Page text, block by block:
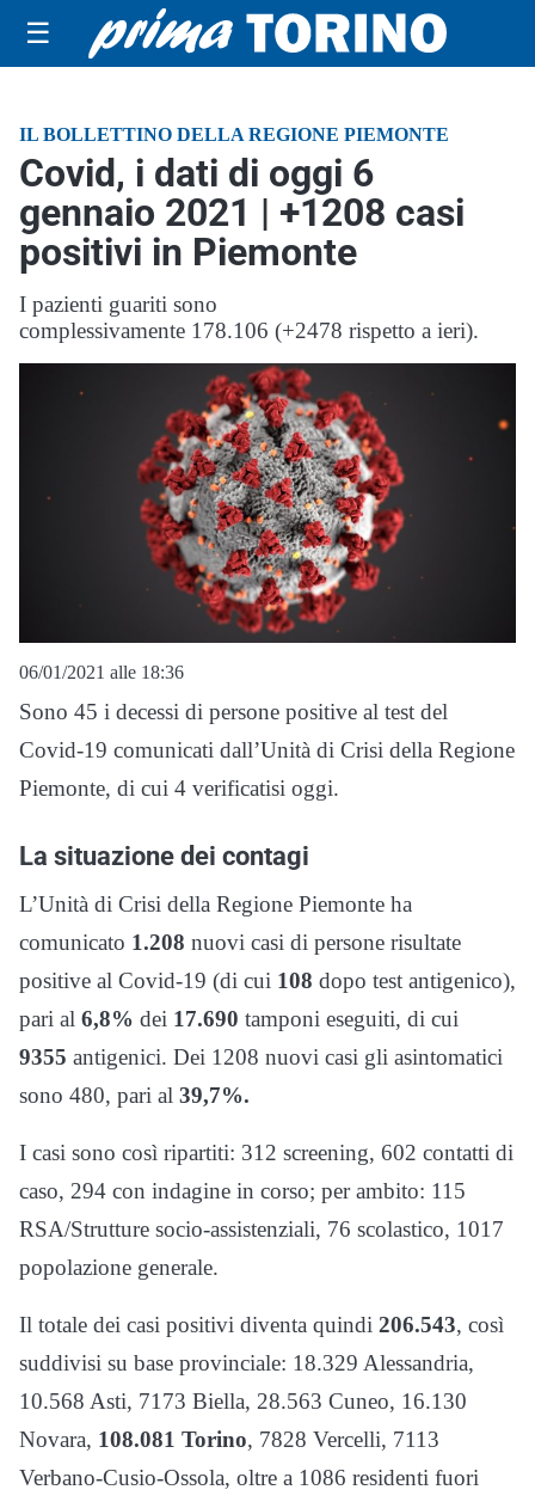
☰
IL BOLLETTINO DELLA REGIONE PIEMONTE
Covid, i dati di oggi 6
gennaio 2021 | +1208 casi
positivi in Piemonte
I pazienti guariti sono
complessivamente 178.106 (+2478 rispetto a ieri).
06/01/2021 alle 18:36
Sono 45 i decessi di persone positive al test del
Covid-19 comunicati dall’Unità di Crisi della Regione
Piemonte, di cui 4 verificatisi oggi.
La situazione dei contagi
L’Unità di Crisi della Regione Piemonte ha
comunicato 1.208 nuovi casi di persone risultate
positive al Covid-19 (di cui 108 dopo test antigenico),
pari al 6,8% dei 17.690 tamponi eseguiti, di cui
9355 antigenici. Dei 1208 nuovi casi gli asintomatici
sono 480, pari al 39,7%.
I casi sono così ripartiti: 312 screening, 602 contatti di
caso, 294 con indagine in corso; per ambito: 115
RSA/Strutture socio-assistenziali, 76 scolastico, 1017
popolazione generale.
Il totale dei casi positivi diventa quindi 206.543, così
suddivisi su base provinciale: 18.329 Alessandria,
10.568 Asti, 7173 Biella, 28.563 Cuneo, 16.130
Novara, 108.081 Torino, 7828 Vercelli, 7113
Verbano-Cusio-Ossola, oltre a 1086 residenti fuori